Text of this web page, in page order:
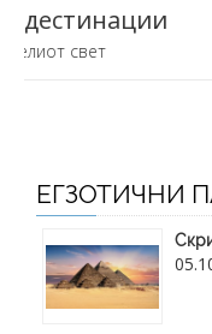
Егзотични
Егзотични
ЕГЗОТИЧНИ